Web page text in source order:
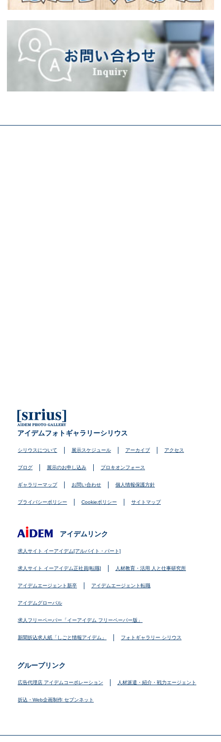
アイデムフォトギャラリーシリウス
シリウスについて 展示スケジュール アーカイブ アクセス
ブログ 展示のお申し込み プロキオンフォース
ギャラリーマップ お問い合わせ 個人情報保護方針
プライバシーポリシー Cookieポリシー サイトマップ
アイデムリンク
求人サイト イーアイデム[アルバイト・パート]
求人サイト イーアイデム正社員[転職] 人材教育・活用 人と仕事研究所
アイデムエージェント新卒 アイデムエージェント転職
アイデムグローバル
求人フリーペーパー「イーアイデム フリーペーパー版」
新聞折込求人紙「しごと情報アイデム」 フォトギャラリー シリウス
グループリンク
広告代理店 アイデムコーポレーション 人材派遣・紹介・戦力エージェント
折込・Web企画制作 セブンネット